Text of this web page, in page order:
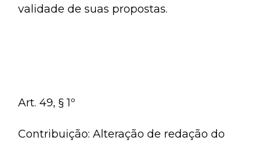
validade de suas propostas.
Art. 49, § 1º
Contribuição: Alteração de redação do